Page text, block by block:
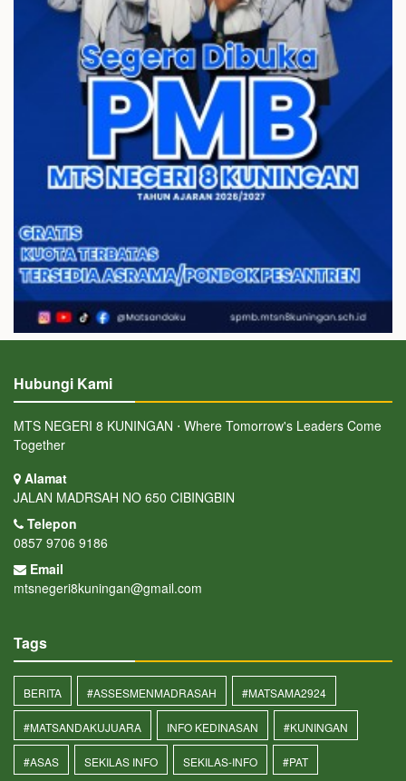
Hubungi Kami
MTS NEGERI 8 KUNINGAN ⋅ Where Tomorrow's Leaders Come
Together
Alamat
JALAN MADRSAH NO 650 CIBINGBIN
Telepon
0857 9706 9186
Email
mtsnegeri8kuningan@gmail.com
Tags
BERITA #ASSESMENMADRASAH #MATSAMA2924
#MATSANDAKUJUARA INFO KEDINASAN #KUNINGAN
#ASAS SEKILAS INFO SEKILAS-INFO #PAT